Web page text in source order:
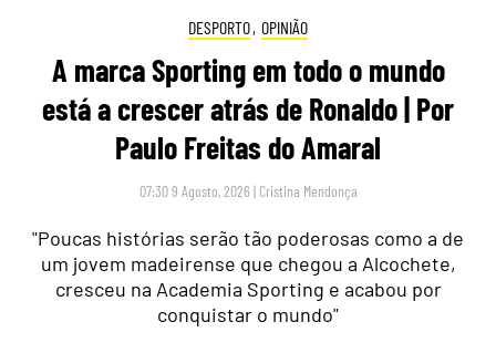
DESPORTO, OPINIÃO
A marca Sporting em todo o mundo
está a crescer atrás de Ronaldo | Por
Paulo Freitas do Amaral
07:30 9 Agosto, 2026 | Cristina Mendonça
"Poucas histórias serão tão poderosas como a de
um jovem madeirense que chegou a Alcochete,
cresceu na Academia Sporting e acabou por
conquistar o mundo"